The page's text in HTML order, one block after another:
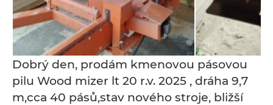
Dobrý den, prodám kmenovou pásovou
pilu Wood mizer lt 20 r.v. 2025 , dráha 9,7
m,cca 40 pásů,stav nového stroje, bližší